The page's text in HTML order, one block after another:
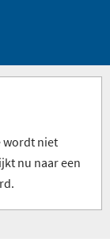
wordt niet
nu naar een